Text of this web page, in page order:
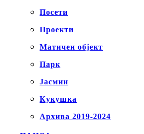
Посети
Проекти
Матичен објект
Парк
Јасмин
Кукушка
Архива 2019-2024